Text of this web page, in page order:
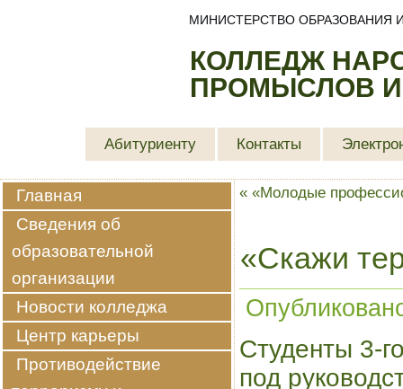
КОЛЛЕДЖ
ПРОМЫСЛОВ
МИНИСТЕРСТВО ОБРАЗОВАНИЯ
Абитуриенту Контакты
Главная
Сведения об
образовательной
организации
Новости колледжа
Центр карьеры
Противодействие
« «Молодые
«Скажи
Студенты 3-
под